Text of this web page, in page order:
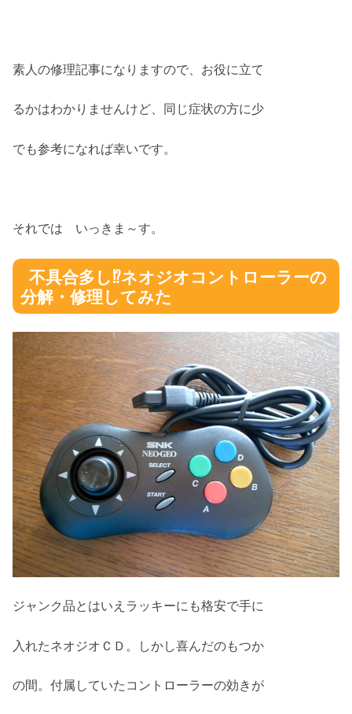
素人の修理記事になりますので、お役に立て
るかはわかりませんけど、同じ症状の方に少
でも参考になれば幸いです。
それでは いっきま～す。
不具合多し⁉ネオジオコントローラーの
分解・修理してみた
ジャンク品とはいえラッキーにも格安で手に
入れたネオジオＣＤ。しかし喜んだのもつか
の間。付属していたコントローラーの効きが